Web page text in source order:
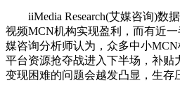
iiMedia Research(艾媒咨询)数据
视频MCN机构实现盈利，而有近
媒咨询分析师认为，众多中小
平台资源抢夺战进入下半场，补贴
变现困难的问题会越发凸显，生存